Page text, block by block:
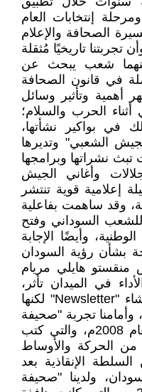
إنتخابات العام
الصحافة والإعلام
تجربتنا تاريخيًا مُثقلة
شعب يبحث عن
في قانون الصحافة
2019م، وتظهر أهمية وتأثير وسائل
الحرب والسلام؛
في بواكير نشأتها،
الشعبي" وتديرها
تبث نشراتها وبرامجها
وأغاني الجيش
إعلامية قوية تنتشر
وقد ساهمت بفاعلية
السوداني وفتح
وأيضًا الإجابة
بشأن رؤية السودان
منقستو هايلي مريام
في الميدان تأثر،
وبعدها كانت هنالك محاولات لإنشاء "Newsletter" لكنها
تجربة "صحيفة
أجراس الحرية" المولودة في العام 2008م، والتي كتب
من الحركة والأوساط
الإنقاذية بعد
ولدينا "صحيفة